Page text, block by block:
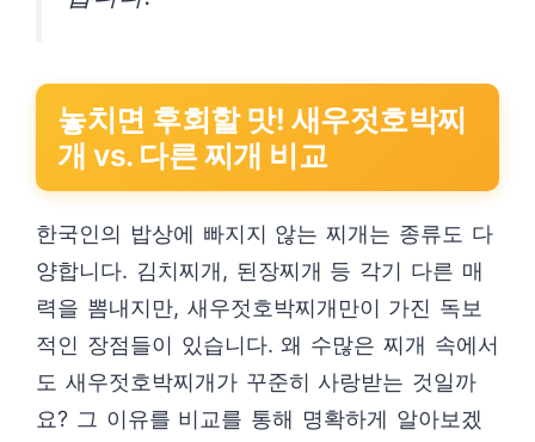
놓치면 후회할 맛! 새우젓호박찌
개 vs. 다른 찌개 비교
한국인의 밥상에 빠지지 않는 찌개는 종류도 다
양합니다. 김치찌개, 된장찌개 등 각기 다른 매
력을 뽐내지만, 새우젓호박찌개만이 가진 독보
적인 장점들이 있습니다. 왜 수많은 찌개 속에서
도 새우젓호박찌개가 꾸준히 사랑받는 것일까
요? 그 이유를 비교를 통해 명확하게 알아보겠